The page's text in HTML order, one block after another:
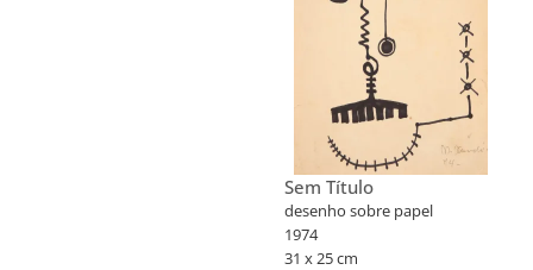
Sem Título
desenho sobre papel
1974
31 x 25 cm